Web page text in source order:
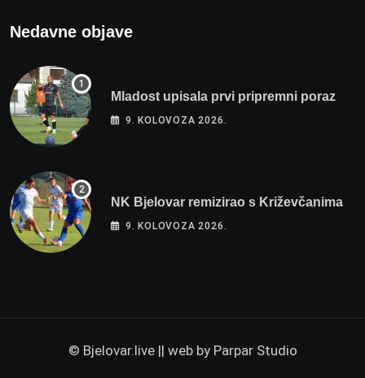
Nedavne objave
Mladost upisala prvi pripremni poraz
9. KOLOVOZA 2026.
NK Bjelovar remizirao s Križevčanima
9. KOLOVOZA 2026.
© Bjelovar.live || web by Parpar Studio